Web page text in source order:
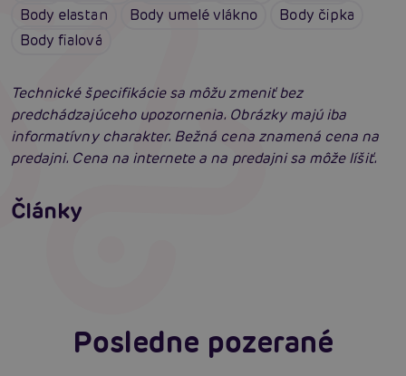
Body elastan
Body umelé vlákno
Body čipka
Body fialová
Technické špecifikácie sa môžu zmeniť bez
predchádzajúceho upozornenia. Obrázky majú iba
informatívny charakter. Bežná cena znamená cena na
predajni. Cena na internete a na predajni sa môže líšiť.
Články
neodolateľne sexy
Čítať viacej
Erotická inteligencia: Príručka Sexiómov
Posledne pozerané